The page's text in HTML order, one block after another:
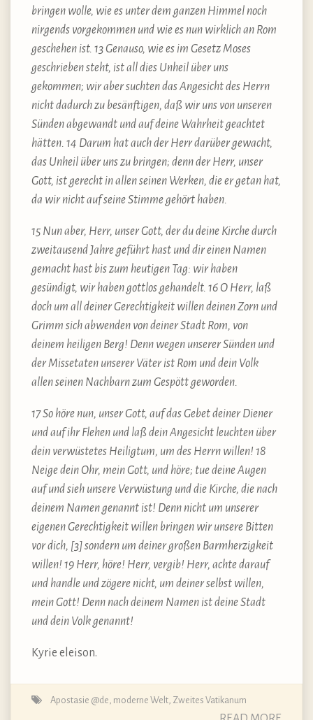
bringen wolle, wie es unter dem ganzen Himmel noch
nirgends vorgekommen und wie es nun wirklich an Rom
geschehen ist. 13 Genauso, wie es im Gesetz Moses
geschrieben steht, ist all dies Unheil über uns
gekommen; wir aber suchten das Angesicht des Herrn
nicht dadurch zu besänftigen, daß wir uns von unseren
Sünden abgewandt und auf deine Wahrheit geachtet
hätten. 14 Darum hat auch der Herr darüber gewacht,
das Unheil über uns zu bringen; denn der Herr, unser
Gott, ist gerecht in allen seinen Werken, die er getan hat,
da wir nicht auf seine Stimme gehört haben.
15 Nun aber, Herr, unser Gott, der du deine Kirche durch
zweitausend Jahre geführt hast und dir einen Namen
gemacht hast bis zum heutigen Tag: wir haben
gesündigt, wir haben gottlos gehandelt. 16 O Herr, laß
doch um all deiner Gerechtigkeit willen deinen Zorn und
Grimm sich abwenden von deiner Stadt Rom, von
deinem heiligen Berg! Denn wegen unserer Sünden und
der Missetaten unserer Väter ist Rom und dein Volk
allen seinen Nachbarn zum Gespött geworden.
17 So höre nun, unser Gott, auf das Gebet deiner Diener
und auf ihr Flehen und laß dein Angesicht leuchten über
dein verwüstetes Heiligtum, um des Herrn willen! 18
Neige dein Ohr, mein Gott, und höre; tue deine Augen
auf und sieh unsere Verwüstung und die Kirche, die nach
deinem Namen genannt ist! Denn nicht um unserer
eigenen Gerechtigkeit willen bringen wir unsere Bitten
vor dich, [3]sondern um deiner großen Barmherzigkeit
willen! 19 Herr, höre! Herr, vergib! Herr, achte darauf
und handle und zögere nicht, um deiner selbst willen,
mein Gott! Denn nach deinem Namen ist deine Stadt
und dein Volk genannt!
Kyrie eleison.
Apostasie @de, moderne Welt, Zweites Vatikanum